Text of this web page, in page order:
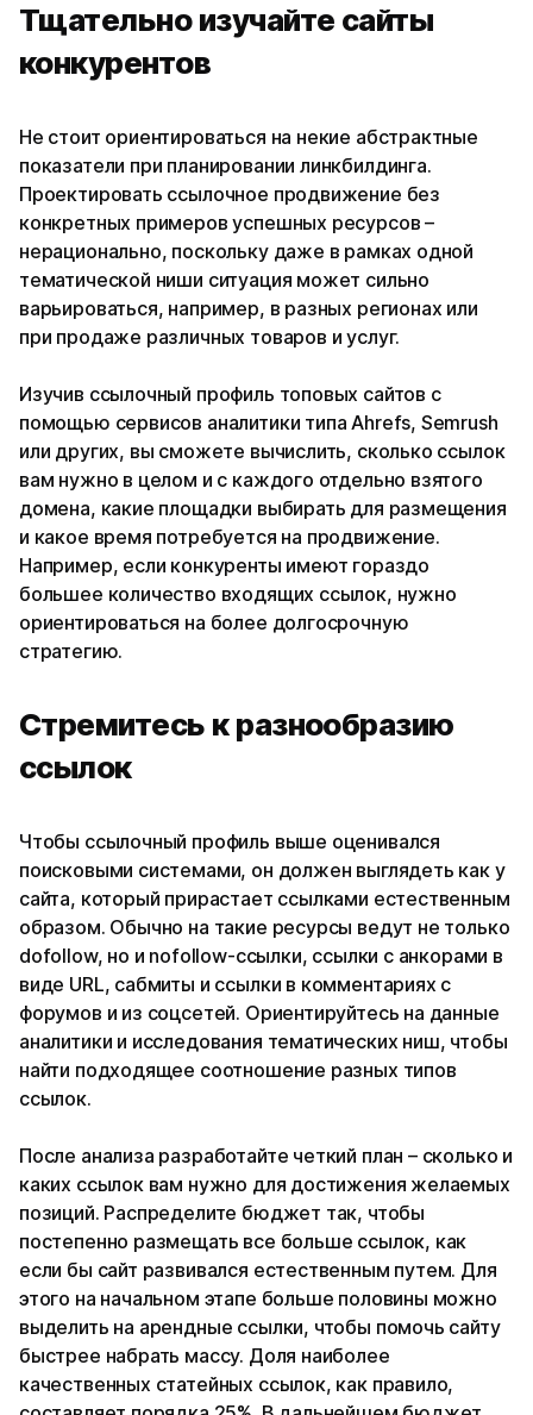
Тщательно изучайте сайты
конкурентов
Не стоит ориентироваться на некие абстрактные
показатели при планировании линкбилдинга.
Проектировать ссылочное продвижение без
конкретных примеров успешных ресурсов –
нерационально, поскольку даже в рамках одной
тематической ниши ситуация может сильно
варьироваться, например, в разных регионах или
при продаже различных товаров и услуг.
Изучив ссылочный профиль топовых сайтов с
помощью сервисов аналитики типа Ahrefs, Semrush
или других, вы сможете вычислить, сколько ссылок
вам нужно в целом и с каждого отдельно взятого
домена, какие площадки выбирать для размещения
и какое время потребуется на продвижение.
Например, если конкуренты имеют гораздо
большее количество входящих ссылок, нужно
ориентироваться на более долгосрочную
стратегию.
Стремитесь к разнообразию
ссылок
Чтобы ссылочный профиль выше оценивался
поисковыми системами, он должен выглядеть как у
сайта, который прирастает ссылками естественным
образом. Обычно на такие ресурсы ведут не только
dofollow, но и nofollow-ссылки, ссылки с анкорами в
виде URL, сабмиты и ссылки в комментариях с
форумов и из соцсетей. Ориентируйтесь на данные
аналитики и исследования тематических ниш, чтобы
найти подходящее соотношение разных типов
ссылок.
После анализа разработайте четкий план – сколько и
каких ссылок вам нужно для достижения желаемых
позиций. Распределите бюджет так, чтобы
постепенно размещать все больше ссылок, как
если бы сайт развивался естественным путем. Для
этого на начальном этапе больше половины можно
выделить на арендные ссылки, чтобы помочь сайту
быстрее набрать массу. Доля наиболее
качественных статейных ссылок, как правило,